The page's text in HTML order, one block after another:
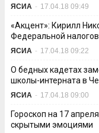
ЯСИА - 17.04.18 09:49
«Акцент»: Кирилл
Федеральной
ЯСИА - 17.04.18 09:22
О бедных кадетах
школы-интерната в
ЯСИА - 17.04.18 09:00
Гороскоп на 17
скрытыми эмоциями